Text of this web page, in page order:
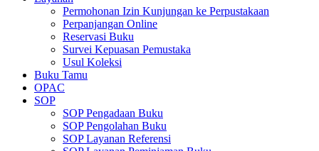
Permohonan Izin Kunjungan ke Perpustakaan
Perpanjangan Online
Reservasi Buku
Survei Kepuasan Pemustaka
Usul Koleksi
Buku Tamu
OPAC
SOP
SOP Pengadaan Buku
SOP Pengolahan Buku
SOP Layanan Referensi